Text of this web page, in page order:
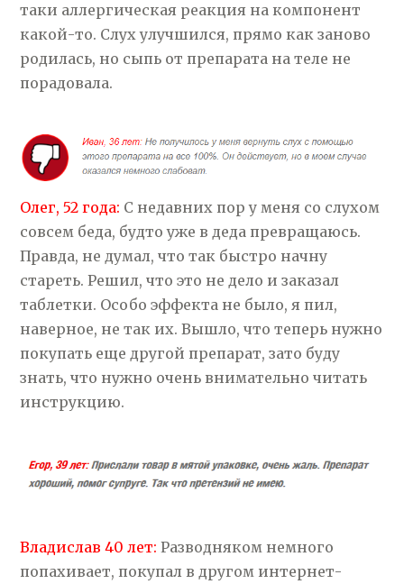
таки аллергическая реакция на компонент
какой-то. Слух улучшился, прямо как заново
родилась, но сыпь от препарата на теле не
порадовала.
Олег, 52 года: С недавних пор у меня со слухом
совсем беда, будто уже в деда превращаюсь.
Правда, не думал, что так быстро начну
стареть. Решил, что это не дело и заказал
таблетки. Особо эффекта не было, я пил,
наверное, не так их. Вышло, что теперь нужно
покупать еще другой препарат, зато буду
знать, что нужно очень внимательно читать
инструкцию.
Владислав 40 лет: Разводняком немного
попахивает, покупал в другом интернет-